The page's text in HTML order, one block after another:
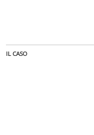
IL CASO